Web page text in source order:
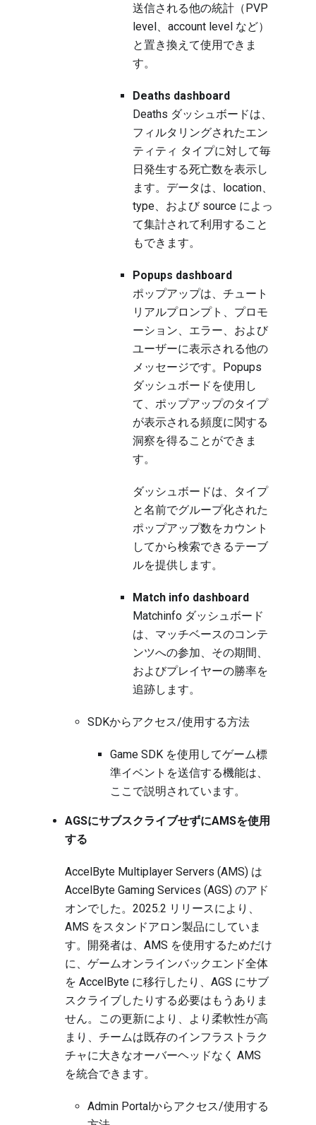
送信される他の統計（PVP
level、account level など）
と置き換えて使用できま
す。
Deaths dashboard
Deaths ダッシュボードは、
フィルタリングされたエン
ティティ タイプに対して毎
日発生する死亡数を表示し
ます。データは、location、
type、および source によっ
て集計されて利用すること
もできます。
Popups dashboard
ポップアップは、チュート
リアルプロンプト、プロモ
ーション、エラー、および
ユーザーに表示される他の
メッセージです。Popups
ダッシュボードを使用し
て、ポップアップのタイプ
が表示される頻度に関する
洞察を得ることができま
す。
ダッシュボードは、タイプ
と名前でグループ化された
ポップアップ数をカウント
してから検索できるテーブ
ルを提供します。
Match info dashboard
Matchinfo ダッシュボード
は、マッチベースのコンテ
ンツへの参加、その期間、
およびプレイヤーの勝率を
追跡します。
SDKからアクセス/使用する方法
Game SDK を使用してゲーム標
準イベントを送信する機能は、
ここ で説明されています。
AGSにサブスクライブせずにAMSを使用
する
AccelByte Multiplayer Servers (AMS) は
AccelByte Gaming Services (AGS) のアド
オンでした。2025.2 リリースにより、
AMS をスタンドアロン製品にしていま
す。開発者は、AMS を使用するためだけ
に、ゲームオンラインバックエンド全体
を AccelByte に移行したり、AGS にサブ
スクライブしたりする必要はもうありま
せん。この更新により、より柔軟性が高
まり、チームは既存のインフラストラク
チャに大きなオーバーヘッドなく AMS
を統合できます。
Admin Portalからアクセス/使用する